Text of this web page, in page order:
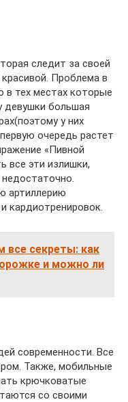
следит за своей
Проблема в
в тех местах которые
девушки большая
у них
очередь растет
«Пивной
все эти излишки,
артиллерию
кардиотренировок.
все секреты: как
и можно ли
современности. Все
Также, мобильные
крючковатые
со своими